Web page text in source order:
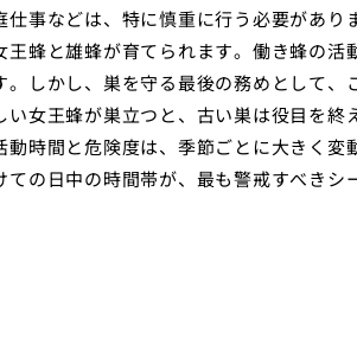
事などは、特に慎重に行う必要があ
蜂と雄蜂が育てられます。働き蜂の
しかし、巣を守る最後の務めとして
女王蜂が巣立つと、古い巣は役目を終
時間と危険度は、季節ごとに大きく変
の日中の時間帯が、最も警戒すべきシ